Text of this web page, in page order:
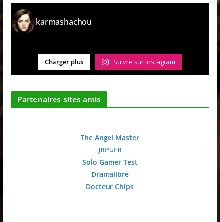
karmashachou
Charger plus Suivre sur Instagram
Partenaires sites amis
The Angel Master
JRPGFR
Solo Gamer Test
Dramalibre
Docteur Chips